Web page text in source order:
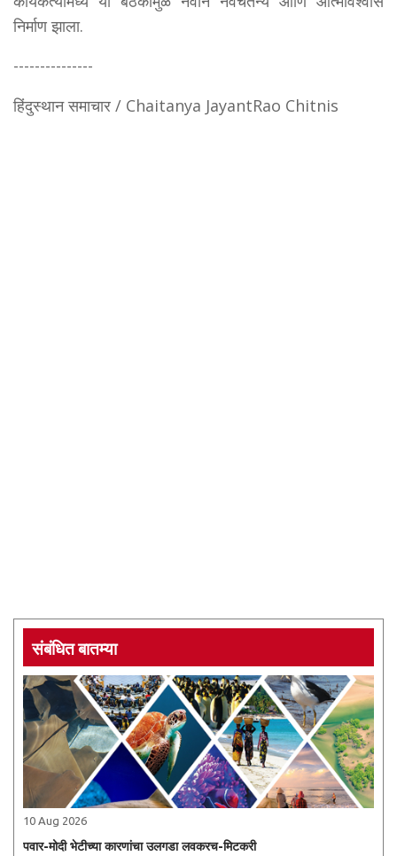
निर्माण झाला.
---------------
हिंदुस्थान समाचार / Chaitanya JayantRao Chitnis
संबंधित बातम्या
10 Aug 2026
पवार-मोदी भेटीच्या कारणांचा उलगडा लवकरच-मिटकरी